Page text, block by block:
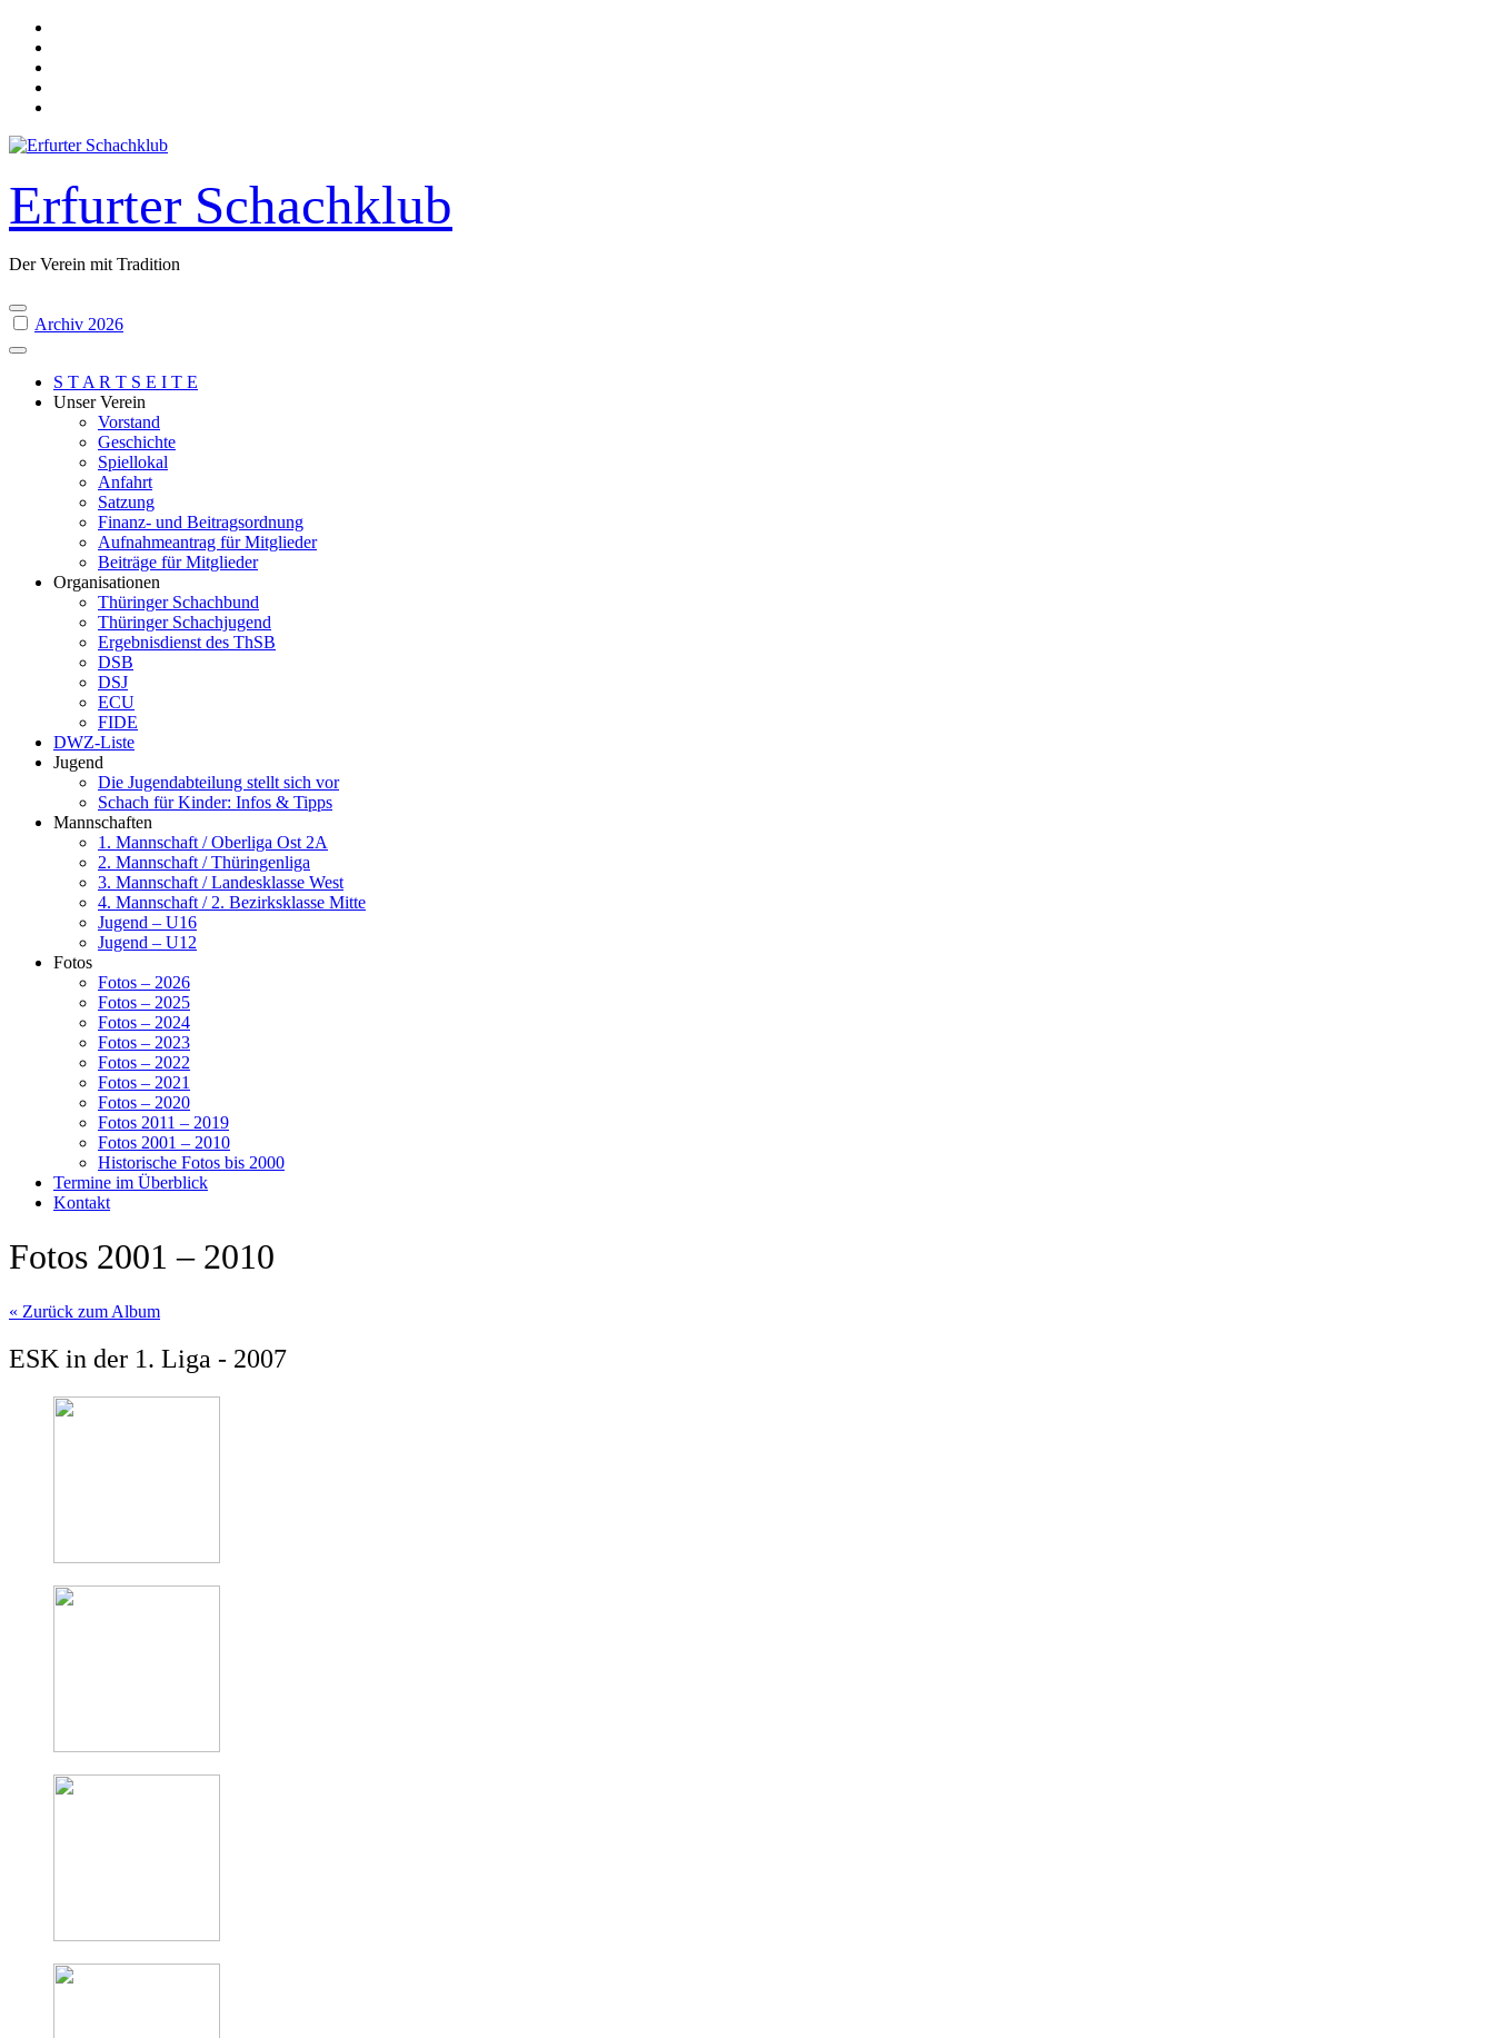
Skip
content
Erfurter Schachklub
Der Verein mit Tradition
Archiv 2026
S T A R T S E I T E
Unser Verein
Vorstand
Geschichte
Spiellokal
Anfahrt
Satzung
Finanz- und Beitragsordnung
Aufnahmeantrag für Mitglieder
Beiträge für Mitglieder
Organisationen
Thüringer Schachbund
Thüringer Schachjugend
Ergebnisdienst des ThSB
DSB
DSJ
ECU
FIDE
DWZ-Liste
Jugend
Die Jugendabteilung stellt sich vor
Schach für Kinder: Infos & Tipps
Mannschaften
1. Mannschaft / Oberliga Ost 2A
2. Mannschaft / Thüringenliga
3. Mannschaft / Landesklasse West
4. Mannschaft / 2. Bezirksklasse Mitte
Jugend – U16
Jugend – U12
Fotos
Fotos – 2026
Fotos – 2025
Fotos – 2024
Fotos – 2023
Fotos – 2022
Fotos – 2021
Fotos – 2020
Fotos 2011 – 2019
Fotos 2001 – 2010
Historische Fotos bis 2000
Termine im Überblick
Kontakt
Fotos 2001 – 2010
« Zurück zum Album
ESK in der 1. Liga - 2007